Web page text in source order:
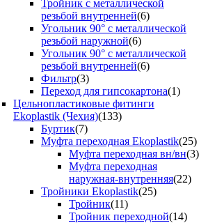
Тройник с металлической
резьбой внутренней(6)
Угольник 90° с металлической
резьбой наружной(6)
Угольник 90° с металлической
резьбой внутренней(6)
Фильтр(3)
Переход для гипсокартона(1)
Цельнопластиковые фитинги
Ekoplastik (Чехия)(133)
Буртик(7)
Муфта переходная Ekoplastik(25)
Муфта переходная вн/вн(3)
Муфта переходная
наружная-внутренняя(22)
Тройники Ekoplastik(25)
Тройник(11)
Тройник переходной(14)